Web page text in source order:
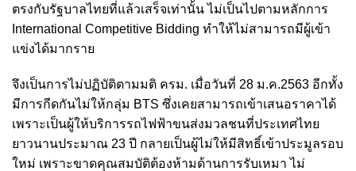
ตรงกับรัฐบาลไทยที่แล้วเสร็จเท่านั้น ไม่เป็นไปตามหลักการ
International Competitive Bidding ทำให้ไม่สามารถมีผู้เข้า
แข่งได้มากราย
จึงเป็นการไม่ปฏิบัติตามมติ ครม. เมื่อวันที่ 28 ม.ค.2563 อีกทั้ง
มีการกีดกันไม่ให้กลุ่ม BTS ซึ่งเคยสามารถเข้าเสนอราคาได้
เพราะเป็นผู้ให้บริการรถไฟฟ้าขนส่งมวลชนที่ประเทศไทย
ยาวนานประมาณ 23 ปี กลายเป็นผู้ไม่ให้มีสิทธิ์เข้าประมูลรอบ
ใหม่ เพราะขาดคุณสมบัติต้องห้ามด้านการรับเหมา ไม่